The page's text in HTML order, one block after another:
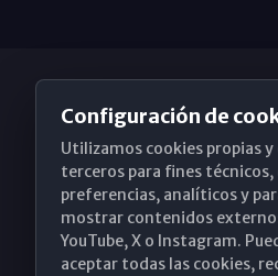
Obispado de
Santa María,
Configuración de
Utilizamos cookies propias y
terceros para fines técnicos,
preferencias, analíticos y
mostrar contenidos
YouTube, X o Instagram.
aceptar todas las cookies,